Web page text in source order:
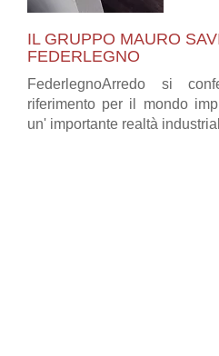
IL GRUPPO MAURO
FEDERLEGNO
FederlegnoArredo si
riferimento per il mondo
un' importante realtà